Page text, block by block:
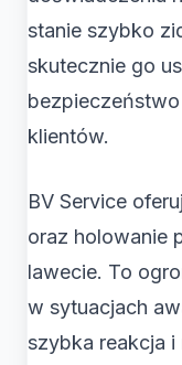
stanie szybko
skutecznie go
klientów.
BV Service
oraz holowanie
lawecie. To
w sytuacjach
szybka reakcja